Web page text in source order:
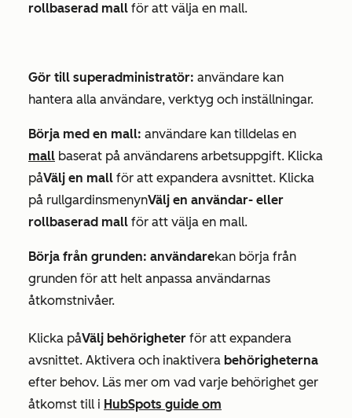
rollbaserad mall för att välja en mall.
Gör till superadministratör: användare kan
hantera alla användare, verktyg och inställningar.
Börja med en mall: användare kan tilldelas en
mall baserat på användarens arbetsuppgift. Klicka
påVälj en mall för att expandera avsnittet. Klicka
på rullgardinsmenynVälj en användar- eller
rollbaserad mall för att välja en mall.
Börja från grunden: användarekan börja från
grunden för att helt anpassa användarnas
åtkomstnivåer.
Klicka påVälj behörigheter för att expandera
avsnittet. Aktivera och inaktivera behörigheterna
efter behov. Läs mer om vad varje behörighet ger
åtkomst till i HubSpots guide om